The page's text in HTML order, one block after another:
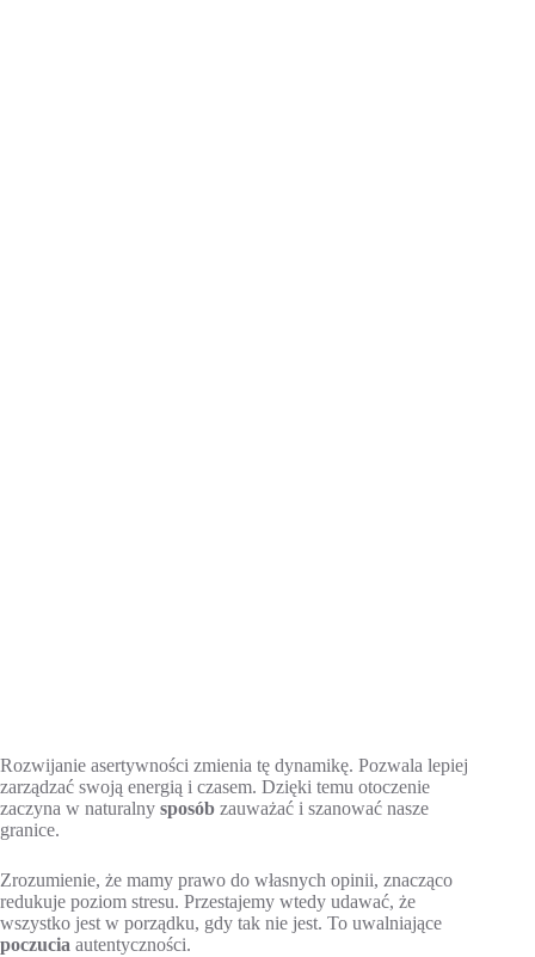
Rozwijanie asertywności zmienia tę dynamikę. Pozwala lepiej
zarządzać swoją energią i czasem. Dzięki temu otoczenie
zaczyna w naturalny sposób zauważać i szanować nasze
granice.
Zrozumienie, że mamy prawo do własnych opinii, znacząco
redukuje poziom stresu. Przestajemy wtedy udawać, że
wszystko jest w porządku, gdy tak nie jest. To uwalniające
poczucia autentyczności.